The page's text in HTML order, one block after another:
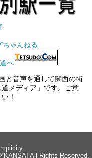
と音声を通して関西の街
メディア」です。ご意
！
KANSAI All Rights Reserved.